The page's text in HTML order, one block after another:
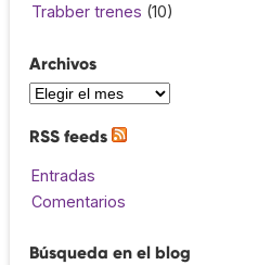
Trabber trenes (10)
Archivos
RSS feeds
Entradas
Comentarios
Búsqueda en el blog